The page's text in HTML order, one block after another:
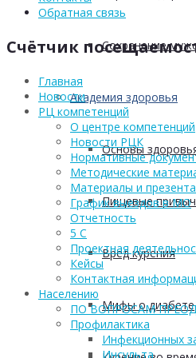
Сохранение
Академия здоровья
Основы
Пищевые
Вред курения
Мифы о диабете
Обратная связь
Счётчик
Главная
Новости
РЦ компетенций
О центре компетенций
Новости РЦК
Нормативные
Методические
Материалы и
График выездов в МО
Отчетность
5 С
Проектная
Кейсы
Контактная
Населению
ПО ВОПРОСАМ
Профилактика
Инфекционных
Инсульта